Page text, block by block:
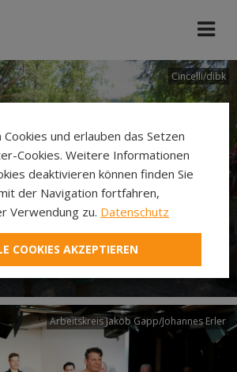
Cincelli/dibk
Via
Arbeitskreis Jakob Gapp/Johannes Erler
und erlauben das Setzen
Cookies. Weitere Informationen
deaktivieren können finden Sie
der Navigation fortfahren,
Verwendung zu. Datenschutz
COOKIES AKZEPTIEREN